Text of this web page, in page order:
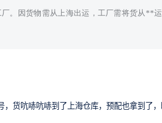
。因货物需从上海出运，工厂需将货从**
，货吭哧吭哧到了上海仓库，预配也拿到了